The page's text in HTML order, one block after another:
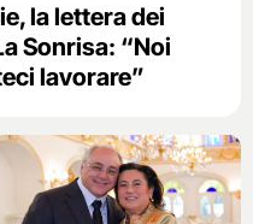
la lettera dei
Sonrisa: “Noi
lavorare”